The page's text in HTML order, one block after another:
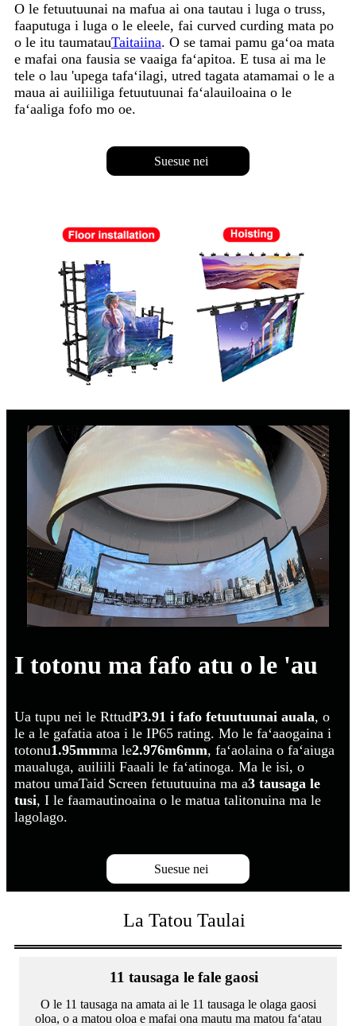
O le fetuutuunai na mafua ai ona tautau i luga o truss,
faaputuga i luga o le eleele, fai curved curding mata po
o le itu taumatauTaitaiina. O se tamai pamu gaʻoa mata
e mafai ona fausia se vaaiga faʻapitoa. E tusa ai ma le
tele o lau 'upega tafaʻilagi, utred tagata atamamai o le a
maua ai auiliiliga fetuutuunai faʻalauiloaina o le
faʻaaliga fofo mo oe.
Suesue nei
I totonu ma fafo atu o le 'au
Ua tupu nei le RttudP3.91 i fafo fetuutuunai auala, o
le a le gafatia atoa i le IP65 rating. Mo le faʻaaogaina i
totonu1.95mmma le2.976m6mm, faʻaolaina o faʻaiuga
maualuga, auiliili Faaali le faʻatinoga. Ma le isi, o
matou umaTaid Screen fetuutuuina ma a3 tausaga le
tusi, I le faamautinoaina o le matua talitonuina ma le
lagolago.
Suesue nei
La Tatou Taulai
11 tausaga le fale gaosi
O le 11 tausaga na amata ai le 11 tausaga le olaga gaosi
oloa, o a matou oloa e mafai ona mautu ma matou faʻatau